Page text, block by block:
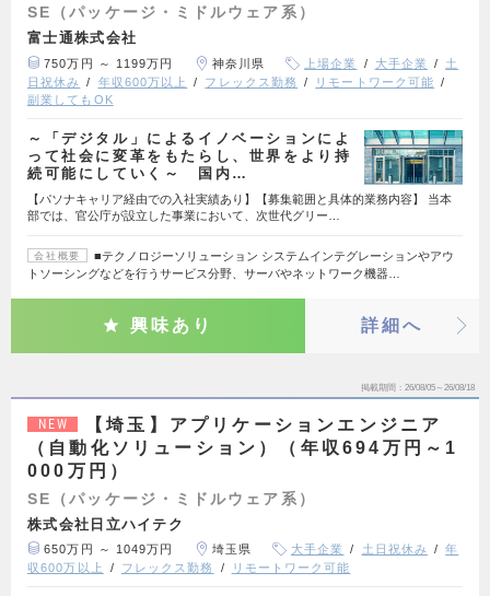
SE（パッケージ・ミドルウェア系）
富士通株式会社
750万円 ～ 1199万円 神奈川県 上場企業 大手企業
土
日祝休み
年収600万以上 フレックス勤務
リモートワーク可能
副業してもOK
～「デジタル」によるイノベーションによ
って社会に変革をもたらし、世界をより持
続可能にしていく～ 国内…
【パソナキャリア経由での入社実績あり】【募集範囲と具体的業務内容】 当本
部では、官公庁が設立した事業において、次世代グリー…
会社概要
■テクノロジーソリューション システムインテグレーションやアウ
トソーシングなどを行うサービス分野、サーバやネットワーク機器…
興味あり 詳細へ
掲載期間 26/08/05～26/08/18
NEW
【埼玉】アプリケーションエンジニア
（自動化ソリューション）（年収694万円～1
000万円）
SE（パッケージ・ミドルウェア系）
株式会社日立ハイテク
650万円 ～ 1049万円 埼玉県 大手企業 土日祝休み
年
収600万以上
フレックス勤務 リモートワーク可能